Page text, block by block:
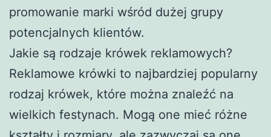
promowanie marki wśród dużej grupy
potencjalnych klientów.
Jakie są rodzaje krówek reklamowych?
Reklamowe krówki to najbardziej popularny
rodzaj krówek, które można znaleźć na
wielkich festynach. Mogą one mieć różne